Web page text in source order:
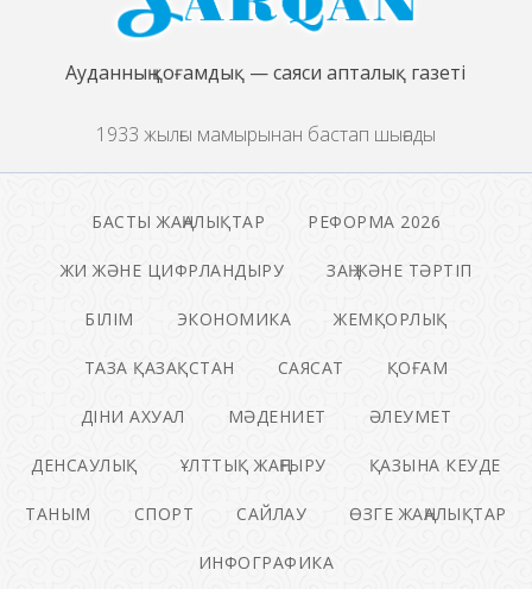
Ауданның қоғамдық — саяси апталық газеті
1933 жылғы мамырынан бастап шығады
БАСТЫ ЖАҢАЛЫҚТАР РЕФОРМА 2026
ЖИ ЖӘНЕ ЦИФРЛАНДЫРУ ЗАҢ ЖӘНЕ ТӘРТІП
БІЛІМ ЭКОНОМИКА ЖЕМҚОРЛЫҚ
ТАЗА ҚАЗАҚСТАН САЯСАТ ҚОҒАМ
ДІНИ АХУАЛ МӘДЕНИЕТ ӘЛЕУМЕТ
ДЕНСАУЛЫҚ ҰЛТТЫҚ ЖАҢҒЫРУ ҚАЗЫНА КЕУДЕ
ТАНЫМ СПОРТ САЙЛАУ ӨЗГЕ ЖАҢАЛЫҚТАР
ИНФОГРАФИКА